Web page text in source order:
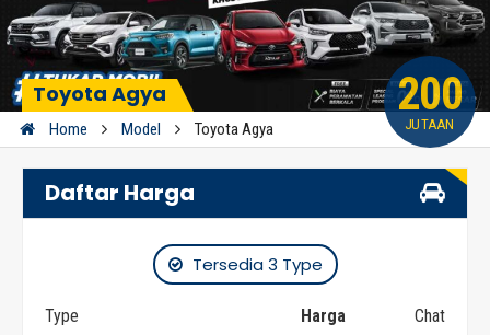
Toyota Agya
Home Model Toyota Agya
200
JUTAAN
Daftar Harga
Tersedia 3 Type
Type Harga Chat